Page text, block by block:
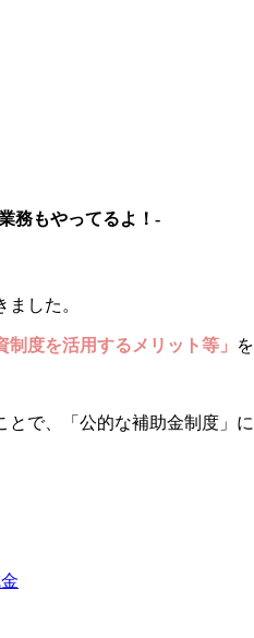
務もやってるよ！-
した。
度を活用するメリット等」
で、「公的な補助金制度」